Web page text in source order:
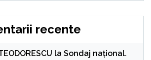
recente
la Sondaj național.